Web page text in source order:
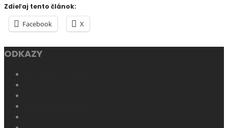
Zdieľaj tento článok:
Facebook X
ODKAZY